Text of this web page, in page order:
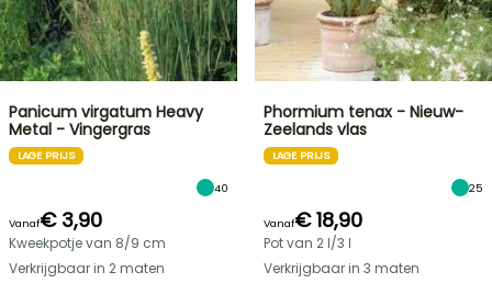
Panicum virgatum Heavy
Metal - Vingergras
LAGE PRIJS
40
Vanaf€ 3,90
Kweekpotje van 8/9 cm
Verkrijgbaar in 2 maten
Phormium tenax - Nieuw-
Zeelands vlas
LAGE PRIJS
25
Vanaf€ 18,90
Pot van 2 l/3 l
Verkrijgbaar in 3 maten